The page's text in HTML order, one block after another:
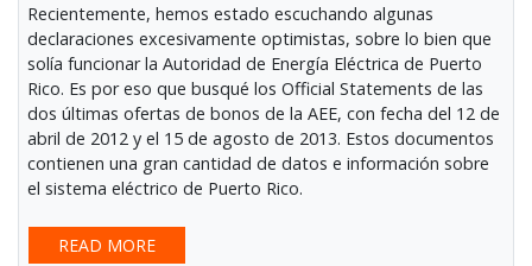
Recientemente, hemos estado escuchando algunas
declaraciones excesivamente optimistas, sobre lo bien que
solía funcionar la Autoridad de Energía Eléctrica de Puerto
Rico. Es por eso que busqué los Official Statements de las
dos últimas ofertas de bonos de la AEE, con fecha del 12 de
abril de 2012 y el 15 de agosto de 2013. Estos documentos
contienen una gran cantidad de datos e información sobre
el sistema eléctrico de Puerto Rico.
READ MORE